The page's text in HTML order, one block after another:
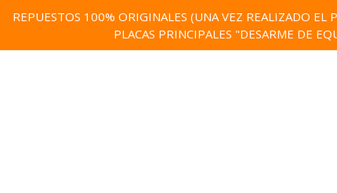
REPUESTOS 100% ORIGINALES (UNA VEZ REALIZADO
PLACAS PRINCIPALES "DESARME DE